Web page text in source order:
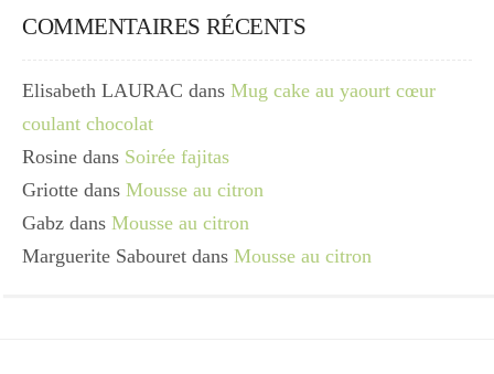
COMMENTAIRES RÉCENTS
Elisabeth LAURAC dans Mug cake au yaourt cœur
coulant chocolat
Rosine dans Soirée fajitas
Griotte dans Mousse au citron
Gabz dans Mousse au citron
Marguerite Sabouret dans Mousse au citron